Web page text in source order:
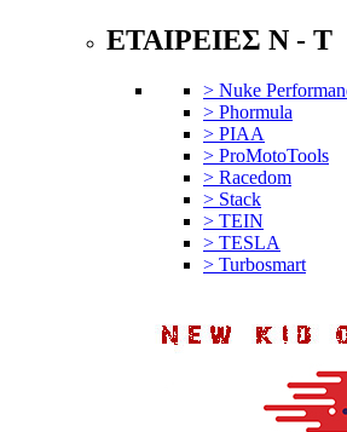
ΕΤΑΙΡΕΙΕΣ N - T
> Nuke
> Phormula
> PIAA
> ProMotoTools
> Racedom
> Stack
> TEIN
> TESLA
> Turbosmart